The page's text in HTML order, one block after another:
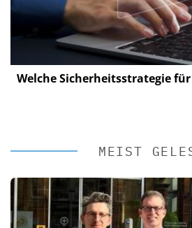
Welche Sicherheitsstrategie
MEIST